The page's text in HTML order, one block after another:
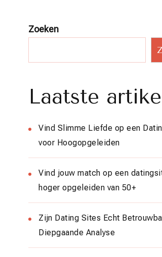
Zoeken
Laatste
Vind Slimme Liefde op een
voor Hoogopgeleiden
Vind jouw match op een
hoger opgeleiden van 50+
Zijn Dating Sites Echt
Diepgaande Analyse